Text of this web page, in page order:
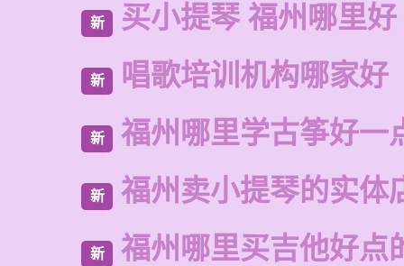
新 买小提琴 福州哪里好
新 唱歌培训机构哪家好
新 福州哪里学古筝好一
新 福州卖小提琴的实体
新 福州哪里买吉他好点